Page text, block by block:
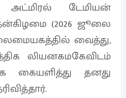
டேமியன்
(2026 ஜூலை
வைத்து,
லியனகமகேவிடம்
கையளித்து தனது